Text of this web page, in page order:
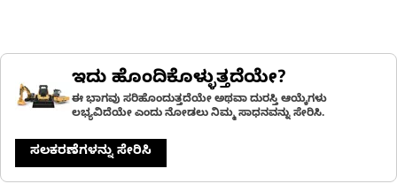
ಇದು ಹೊಂದಿಕೊಳ್ಳುತ್ತದೆಯೇ?
ಈ ಭಾಗವು ಸರಿಹೊಂದುತ್ತದೆಯೇ ಅಥವಾ ದುರಸ್ತಿ ಆಯ್ಕೆಗಳು
ಲಭ್ಯವಿದೆಯೇ ಎಂದು ನೋಡಲು ನಿಮ್ಮ ಸಾಧನವನ್ನು ಸೇರಿಸಿ.
ಸಲಕರಣೆಗಳನ್ನು ಸೇರಿಸಿ